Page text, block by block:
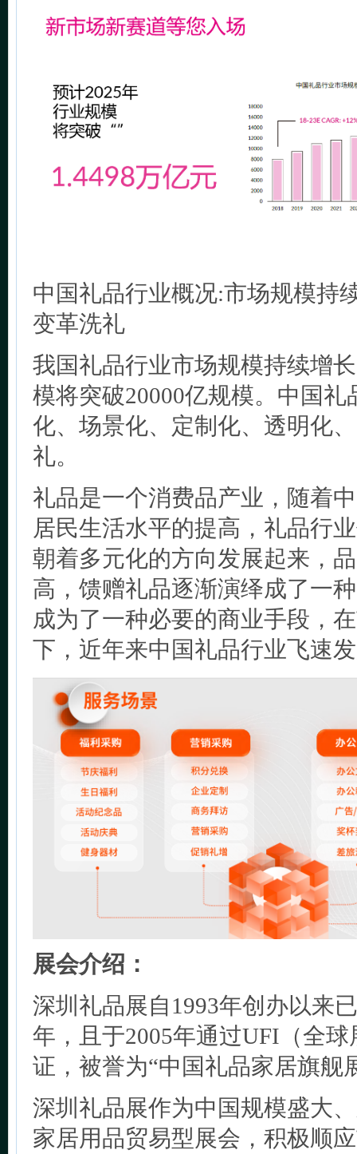
中国礼品行业概况:市场规模持
变革洗礼
我国礼品行业市场规模持续增
模将突破20000亿规模。中国
化、场景化、定制化、透明化
礼。
礼品是一个消费品产业，随着
居民生活水平的提高，礼品行
朝着多元化的方向发展起来，
高，馈赠礼品逐渐演绎成了一
成为了一种必要的商业手段，
下，近年来中国礼品行业飞速
展会介绍：
深圳礼品展自1993年创办以来
年，且于2005年通过UFI（全
证，被誉为“中国礼品家居旗舰
深圳礼品展作为中国规模盛大
家居用品贸易型展会，积极顺